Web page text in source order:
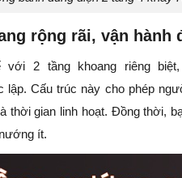
rộng rãi, vận hành
2 tầng khoang riêng
lập. Cấu trúc này cho phép
thời gian linh hoạt. Đồng thời,
ít.